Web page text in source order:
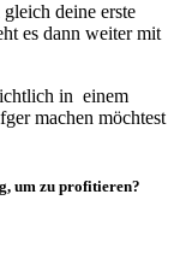
deine erste
es dann weiter mit
in einem
machen möchtest
um zu profitieren?